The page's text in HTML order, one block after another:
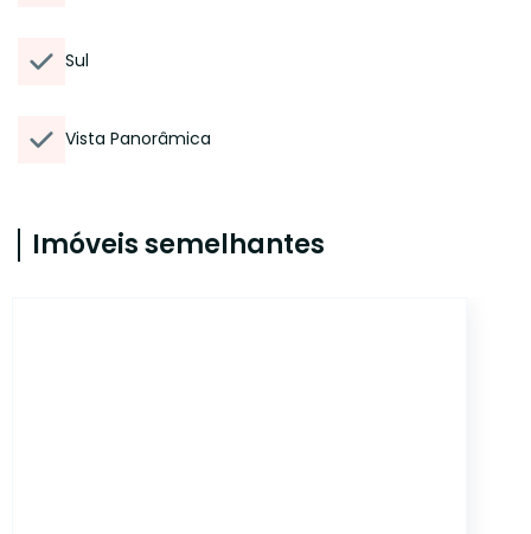
Sul
Vista Panorâmica
Imóveis semelhantes